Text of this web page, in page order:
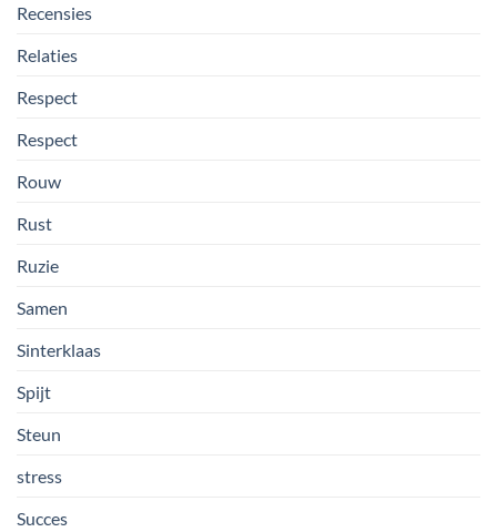
Recensies
Relaties
Respect
Respect
Rouw
Rust
Ruzie
Samen
Sinterklaas
Spijt
Steun
stress
Succes